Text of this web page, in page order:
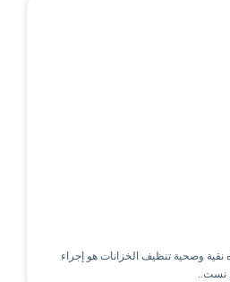
نقية وصحية تنظيف الخزانات هو إجراء
نست..